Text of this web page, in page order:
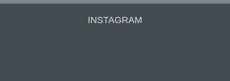
INSTAGRAM